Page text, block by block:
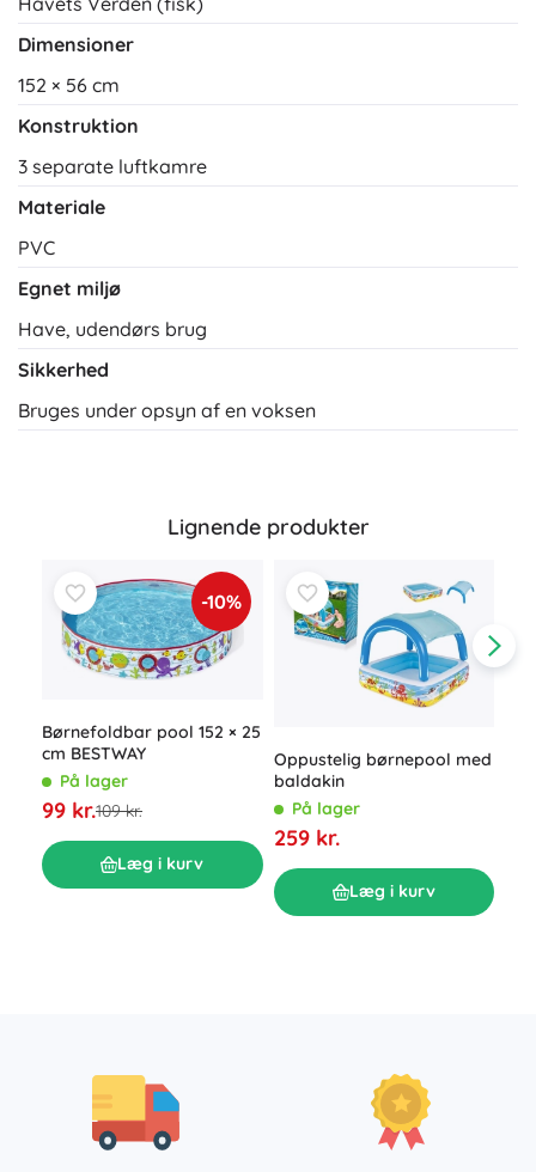
Dimensioner
152 × 56 cm
Konstruktion
3 separate luftkamre
Materiale
PVC
Egnet miljø
Have, udendørs brug
Sikkerhed
Bruges under opsyn af en voksen
Lignende produkter
-10%
Børnefoldbar pool 152 × 25
cm BESTWAY
På lager
99 kr.109 kr.
Læg i kurv
Oppustelig børnepool med
baldakin
På lager
259 kr.
Læg i kurv